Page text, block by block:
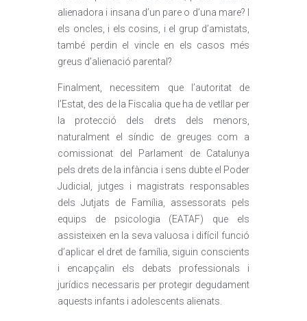
alienadora i insana d’un pare o d’una mare? I
els oncles, i els cosins, i el grup d’amistats,
també perdin el vincle en els casos més
greus d’alienació parental?
Finalment, necessitem que l’autoritat de
l’Estat, des de la Fiscalia que ha de vetllar per
la protecció dels drets dels menors,
naturalment el síndic de greuges com a
comissionat del Parlament de Catalunya
pels drets de la infància i sens dubte el Poder
Judicial, jutges i magistrats responsables
dels Jutjats de Família, assessorats pels
equips de psicologia (EATAF) que els
assisteixen en la seva valuosa i difícil funció
d’aplicar el dret de família, siguin conscients
i encapçalin els debats professionals i
jurídics necessaris per protegir degudament
aquests infants i adolescents alienats.